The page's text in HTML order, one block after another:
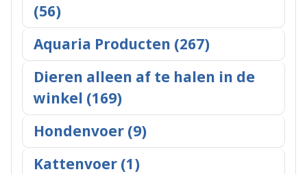
(56)
Aquaria Producten (267)
Dieren alleen af te halen in de
winkel (169)
Hondenvoer (9)
Kattenvoer (1)